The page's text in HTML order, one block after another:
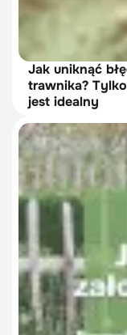
Jak uniknąć
trawnika?
jest idealny